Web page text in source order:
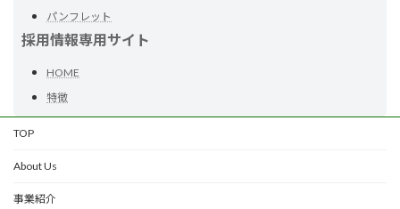
パンフレット
採用情報専用サイト
HOME
特徴
TOP
About Us
事業紹介